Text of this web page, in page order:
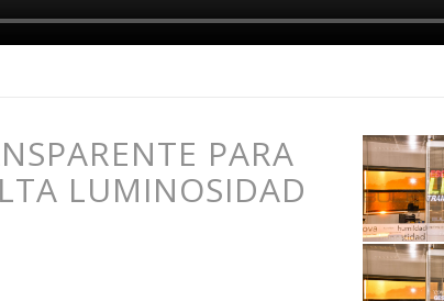
PARA
LUMINOSIDAD